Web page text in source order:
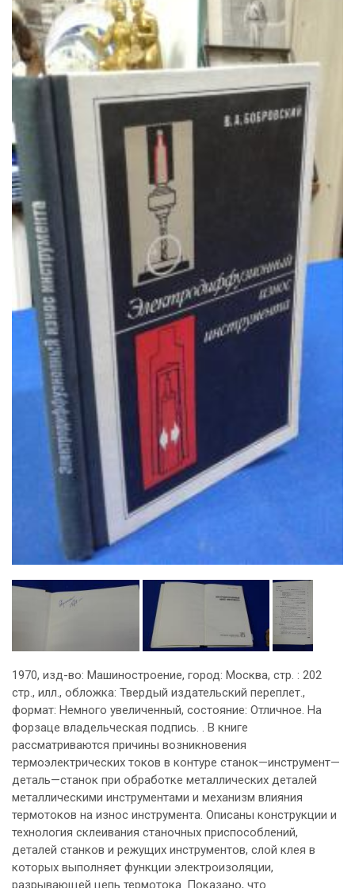
1970, изд-во: Машиностроение, город: Москва, стр. : 202
стр., илл., обложка: Твердый издательский переплет.,
формат: Немного увеличенный, состояние: Отличное. На
форзаце владельческая подпись. . В книге
рассматриваются причины возникновения
термоэлектрических токов в контуре станок—инструмент—
деталь—станок при обработке металлических деталей
металлическими инструментами и механизм влияния
термотоков на износ инструмента. Описаны конструкции и
технология склеивания станочных приспособлений,
деталей станков и режущих инструментов, слой клея в
которых выполняет функции электроизоляции,
разрывающей цепь термотока. Показано, что